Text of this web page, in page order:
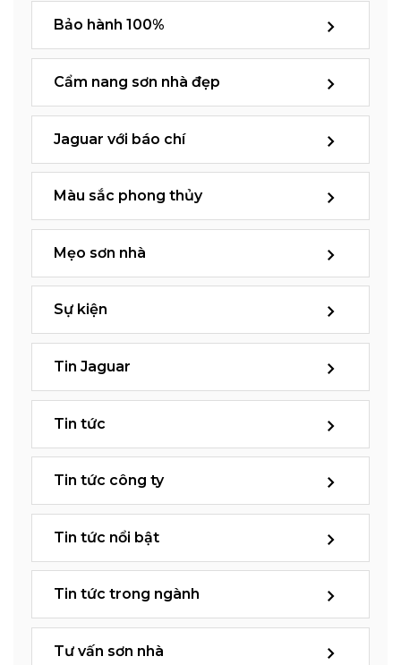
Bảo hành 100%
Cẩm nang sơn nhà đẹp
Jaguar với báo chí
Màu sắc phong thủy
Mẹo sơn nhà
Sự kiện
Tin Jaguar
Tin tức
Tin tức công ty
Tin tức nổi bật
Tin tức trong ngành
Tư vấn sơn nhà